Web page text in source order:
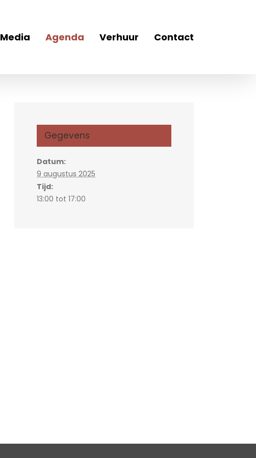
Media Agenda Verhuur Contact
Gegevens
Datum:
9 augustus 2025
Tijd:
13:00 tot 17:00